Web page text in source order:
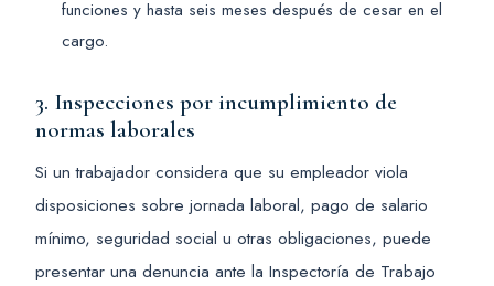
funciones y hasta seis meses después de cesar en el
cargo.
3. Inspecciones por incumplimiento de
normas laborales
Si un trabajador considera que su empleador viola
disposiciones sobre jornada laboral, pago de salario
mínimo, seguridad social u otras obligaciones, puede
presentar una denuncia ante la Inspectoría de Trabajo